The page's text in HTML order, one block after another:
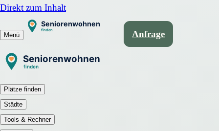
Direkt zum Inhalt
Menü Anfrage
Plätze finden
Städte
Tools & Rechner